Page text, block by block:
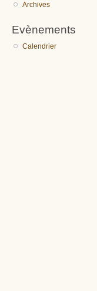
Archives
Evènements
Calendrier